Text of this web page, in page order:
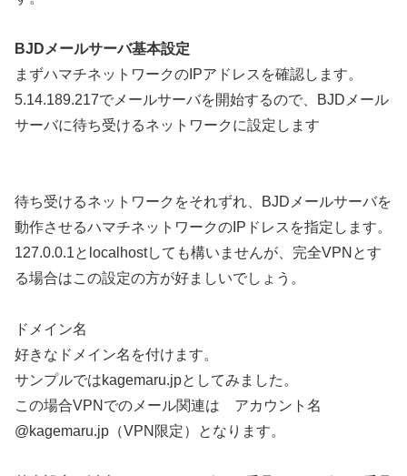
BJDメールサーバ基本設定
まずハマチネットワークのIPアドレスを確認します。
5.14.189.217でメールサーバを開始するので、BJDメール
サーバに待ち受けるネットワークに設定します
待ち受けるネットワークをそれずれ、BJDメールサーバを
動作させるハマチネットワークのIPドレスを指定します。
127.0.0.1とlocalhostしても構いませんが、完全VPNとす
る場合はこの設定の方が好ましいでしょう。
ドメイン名
好きなドメイン名を付けます。
サンプルではkagemaru.jpとしてみました。
この場合VPNでのメール関連は アカウント名
@kagemaru.jp（VPN限定）となります。